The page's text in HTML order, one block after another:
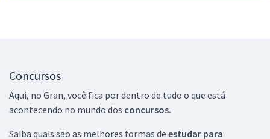
Concursos
Aqui, no Gran, você fica por dentro de tudo o que está
acontecendo no mundo dos concursos.
Saiba quais são as melhores formas de estudar para